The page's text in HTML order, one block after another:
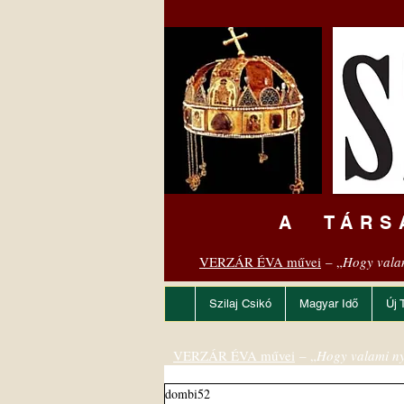
A
VERZÁR ÉVA művei – „Hogy
Szilaj Csikó Magyar Idő Új
dombi52
VERZÁR ÉVA művei – „Hogy valami